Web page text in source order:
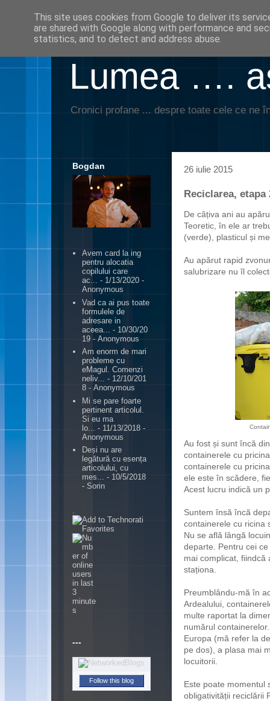
Lumea ….
Cronici profane ... despre toate cele ce ne
26 iulie 2015
Reciclarea, etapa
De câțiva ani au
Teoretic, în ele ar
(verde), plasticul și
Au apărut rapid
salubrizare nu îl
Au fost și sunt încă
containerele cu
containerele cu
ele este în scădere,
Acest lucru indică un
Suntem însă încă
containerele cu ricina
Nu se află lângă
departe. Pentru cei
mai complicat,
staționa.
Preumblându-mă în
Ardealului,
multe raportat la
numărul
Europa (mă refer la
pe dos), a plasa mai
locuitorii.
Este poate momentul
obligativității reciclării
Bogdan
Avem card la ing
pentru alocatia
copilului care
ac... - 1/13/2020 -
Anonymous
Vad ca ai pus toate
formulele de
adresare in
aceea...
- 10/30/20
19 - Anonymous
Am enorm de mari
probleme cu
eMagul. Comenzi
neliv... - 12/10/201
8 - Anonymous
Mi se pare foarte
pertinent articolul.
Si eu ma
lo...
- 11/13/2018 -
Anonymous
Deși nu are
legătură cu esența
articolului, cu
mes... - 10/5/2018
- Sorin
Follow this blog
This site uses cookies from Google to deliver its
are shared with Google along with performance and
statistics, and to detect and address abuse.